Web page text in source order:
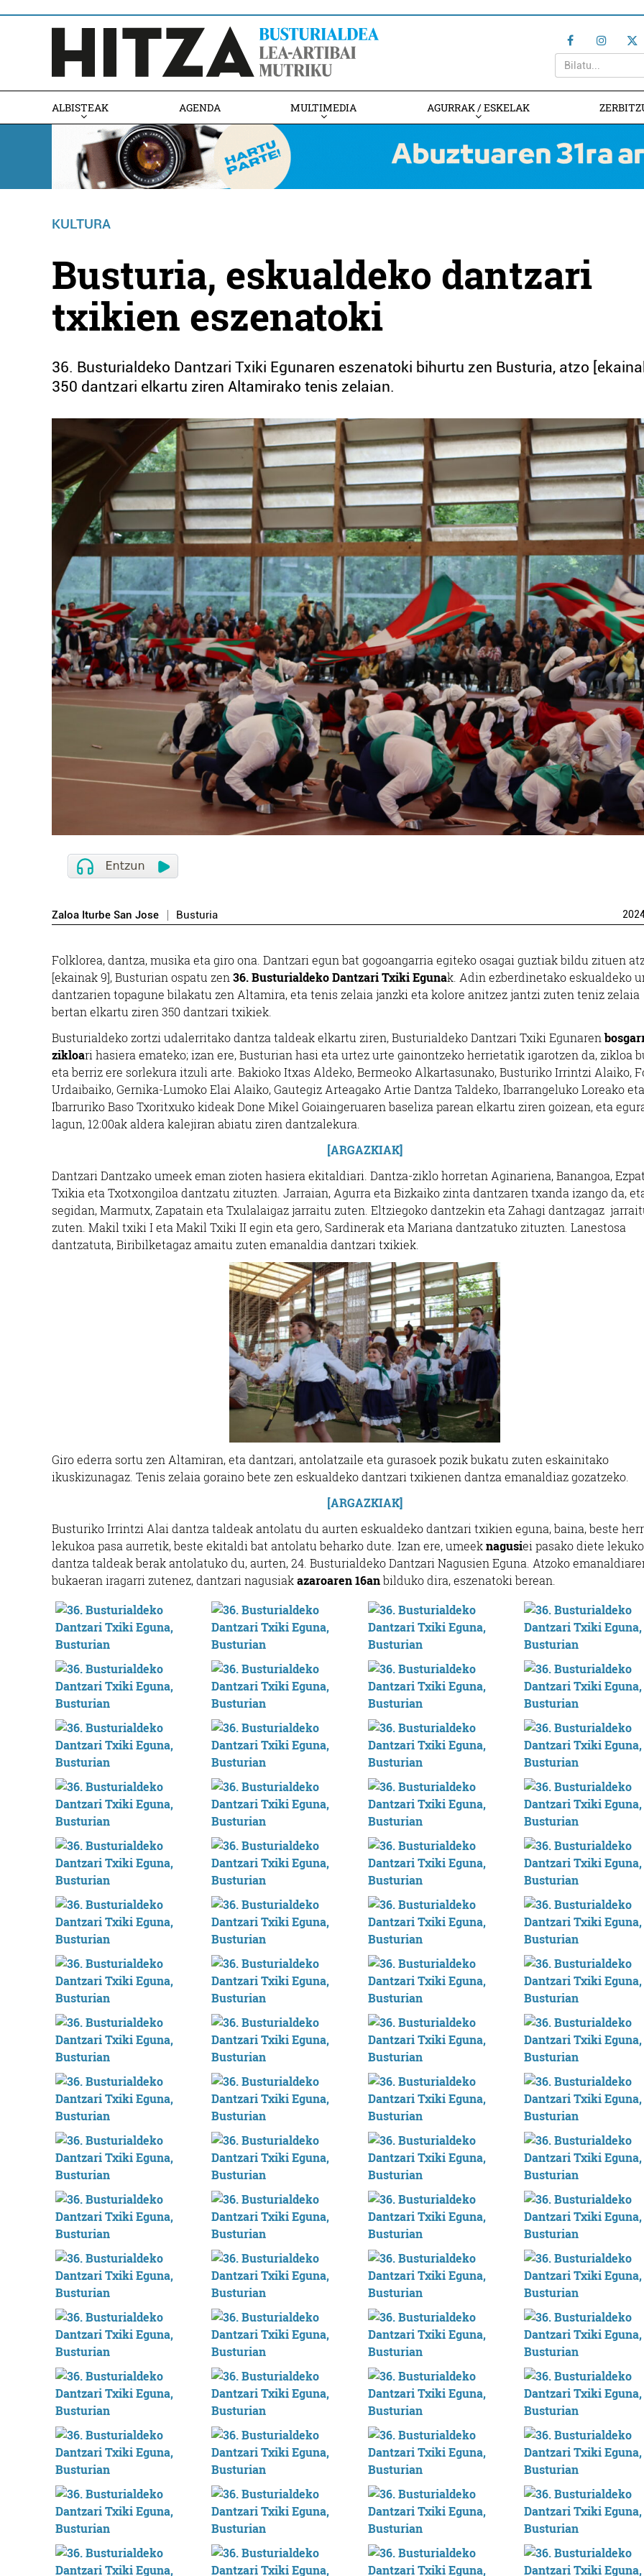
ALBISTEAK AGENDA MULTIMEDIA AGURRAK / ESKELAK
KULTURA
Busturia, eskualdeko dantzari
txikien eszenatoki
36. Busturialdeko Dantzari Txiki Egunaren eszenatoki bihurtu zen Busturia, atzo
350 dantzari elkartu ziren Altamirako tenis zelaian.
Zaloa Iturbe San Jose Busturia
Folklorea, dantza, musika eta giro ona. Dantzari egun bat gogoangarria egiteko osagai guztiak bildu zituen
[ekainak 9], Busturian ospatu zen 36. Busturialdeko Dantzari Txiki Egunak. Adin ezberdinetako eskualdeko
dantzarien topagune bilakatu zen Altamira, eta tenis zelaia janzki eta kolore anitzez jantzi zuten teniz zelaia
bertan elkartu ziren 350 dantzari txikiek.
Busturialdeko zortzi udalerritako dantza taldeak elkartu ziren, Busturialdeko Dantzari Txiki Egunaren
zikloari hasiera emateko; izan ere, Busturian hasi eta urtez urte gainontzeko herrietatik igarotzen da, zikloa
eta berriz ere sorlekura itzuli arte. Bakioko Itxas Aldeko, Bermeoko Alkartasunako, Busturiko Irrintzi Alaiko,
Urdaibaiko, Gernika-Lumoko Elai Alaiko, Gautegiz Arteagako Artie Dantza Taldeko, Ibarrangeluko Loreako eta
Ibarruriko Baso Txoritxuko kideak Done Mikel Goiaingeruaren baseliza parean elkartu ziren goizean, eta
lagun, 12:00ak aldera kalejiran abiatu ziren dantzalekura.
[ARGAZKIAK]
Dantzari Dantzako umeek eman zioten hasiera ekitaldiari. Dantza-ziklo horretan Aginariena, Banangoa,
Txikia eta Txotxongiloa dantzatu zituzten. Jarraian, Agurra eta Bizkaiko zinta dantzaren txanda izango da,
segidan, Marmutx, Zapatain eta Txulalaigaz jarraitu zuten. Eltziegoko dantzekin eta Zahagi dantzagaz
zuten. Makil txiki I eta Makil Txiki II egin eta gero, Sardinerak eta Mariana dantzatuko zituzten. Lanestosa
dantzatuta, Biribilketagaz amaitu zuten emanaldia dantzari txikiek.
Giro ederra sortu zen Altamiran, eta dantzari, antolatzaile eta gurasoek pozik bukatu zuten eskainitako
ikuskizunagaz. Tenis zelaia goraino bete zen eskualdeko dantzari txikienen dantza emanaldiaz gozatzeko.
[ARGAZKIAK]
Busturiko Irrintzi Alai dantza taldeak antolatu du aurten eskualdeko dantzari txikien eguna, baina, beste
lekukoa pasa aurretik, beste ekitaldi bat antolatu beharko dute. Izan ere, umeeknagusiei pasako diete
dantza taldeak berak antolatuko du, aurten, 24. Busturialdeko Dantzari Nagusien Eguna. Atzoko
bukaeran iragarri zutenez, dantzari nagusiakazaroaren 16anbilduko dira, eszenatoki berean.